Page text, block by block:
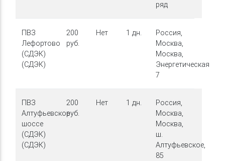
ряд
ПВЗ
Лефортово
(СДЭК)
(СДЭК)
200
руб.
Нет 1 дн.
Россия,
Москва,
Москва,
Энергетическая,
7
ПВЗ
Алтуфьевское
шоссе
(СДЭК)
(СДЭК)
200
руб.
Нет 1 дн.
Россия,
Москва,
Москва,
ш.
Алтуфьевское,
85